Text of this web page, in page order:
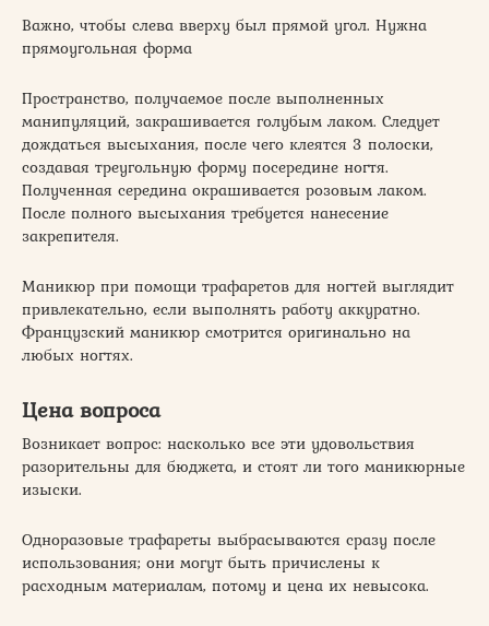
Важно, чтобы слева вверху был прямой угол. Нужна
прямоугольная форма
Пространство, получаемое после выполненных
манипуляций, закрашивается голубым лаком. Следует
дождаться высыхания, после чего клеятся 3 полоски,
создавая треугольную форму посередине ногтя.
Полученная середина окрашивается розовым лаком.
После полного высыхания требуется нанесение
закрепителя.
Маникюр при помощи трафаретов для ногтей выглядит
привлекательно, если выполнять работу аккуратно.
Французский маникюр смотрится оригинально на
любых ногтях.
Цена вопроса
Возникает вопрос: насколько все эти удовольствия
разорительны для бюджета, и стоят ли того маникюрные
изыски.
Одноразовые трафареты выбрасываются сразу после
использования; они могут быть причислены к
расходным материалам, потому и цена их невысока.